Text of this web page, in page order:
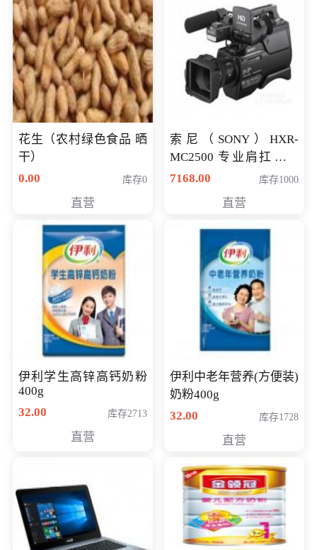
花生（农村绿色食品 晒
干）
0.00
库存0
直营
索尼（SONY）HXR-
MC2500 专业肩扛式存
储卡全高清摄录一体机
清入门级摄像机
7168.00 库存1000
直营
伊利学生高锌高钙奶粉
400g
32.00
库存2713
直营
伊利中老年营养(方便装)
奶粉400g
32.00
库存1728
直营